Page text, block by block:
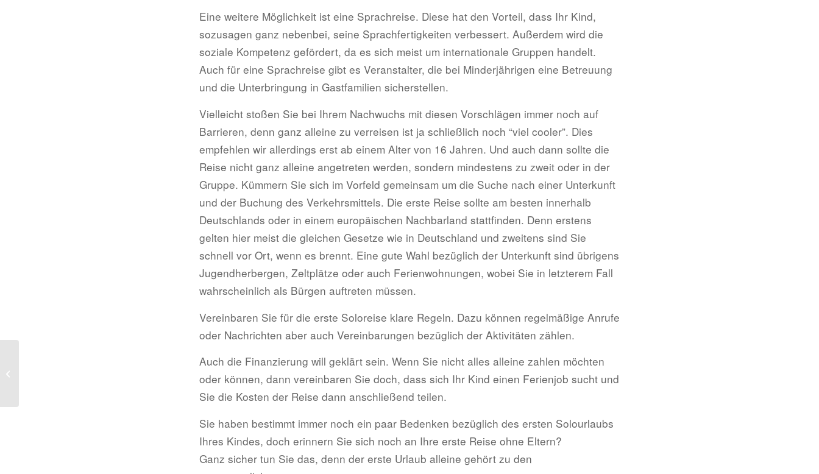
Eine weitere Möglichkeit ist eine Sprachreise. Diese hat den Vorteil, dass Ihr Kind,
sozusagen ganz nebenbei, seine Sprachfertigkeiten verbessert. Außerdem wird die
soziale Kompetenz gefördert, da es sich meist um internationale Gruppen handelt.
Auch für eine Sprachreise gibt es Veranstalter, die bei Minderjährigen eine Betreuung
und die Unterbringung in Gastfamilien sicherstellen.
Vielleicht stoßen Sie bei Ihrem Nachwuchs mit diesen Vorschlägen immer noch auf
Barrieren, denn ganz alleine zu verreisen ist ja schließlich noch “viel cooler”. Dies
empfehlen wir allerdings erst ab einem Alter von 16 Jahren. Und auch dann sollte die
Reise nicht ganz alleine angetreten werden, sondern mindestens zu zweit oder in der
Gruppe. Kümmern Sie sich im Vorfeld gemeinsam um die Suche nach einer Unterkunft
und der Buchung des Verkehrsmittels. Die erste Reise sollte am besten innerhalb
Deutschlands oder in einem europäischen Nachbarland stattfinden. Denn erstens
gelten hier meist die gleichen Gesetze wie in Deutschland und zweitens sind Sie
schnell vor Ort, wenn es brennt. Eine gute Wahl bezüglich der Unterkunft sind übrigens
Jugendherbergen, Zeltplätze oder auch Ferienwohnungen, wobei Sie in letzterem Fall
wahrscheinlich als Bürgen auftreten müssen.
Vereinbaren Sie für die erste Soloreise klare Regeln. Dazu können regelmäßige Anrufe
oder Nachrichten aber auch Vereinbarungen bezüglich der Aktivitäten zählen.
Auch die Finanzierung will geklärt sein. Wenn Sie nicht alles alleine zahlen möchten
oder können, dann vereinbaren Sie doch, dass sich Ihr Kind einen Ferienjob sucht und
Sie die Kosten der Reise dann anschließend teilen.
Sie haben bestimmt immer noch ein paar Bedenken bezüglich des ersten Solourlaubs
Ihres Kindes, doch erinnern Sie sich noch an Ihre erste Reise ohne Eltern?
Ganz sicher tun Sie das, denn der erste Urlaub alleine gehört zu den